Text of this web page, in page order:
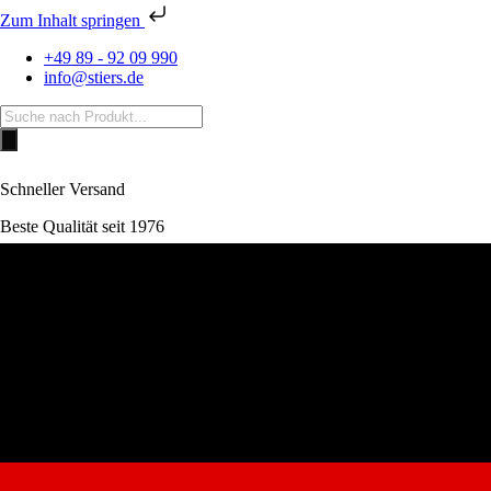
Zum Inhalt springen
+49 89 - 92 09 990
info@stiers.de
Products
search
Schneller Versand
Beste Qualität seit 1976